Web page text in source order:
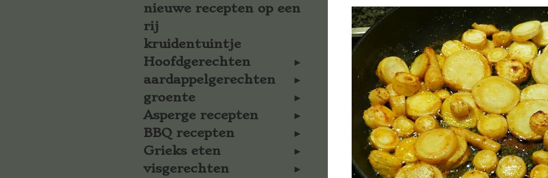
nieuwe recepten op een
rij
kruidentuintje
Hoofdgerechten
aardappelgerechten
groente
Asperge recepten
BBQ recepten
Grieks eten
visgerechten